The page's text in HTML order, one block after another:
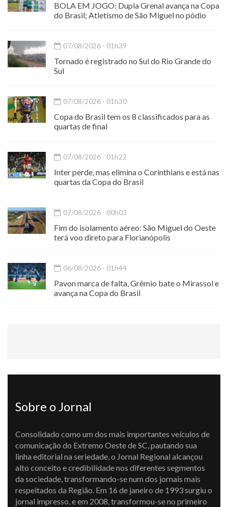
BOLA EM JOGO: Dupla Grenal avança na Copa
do Brasil; Atletismo de São Miguel no pódio
07/08/2026 - 01h39
Tornado é registrado no Sul do Rio Grande do
Sul
07/08/2026 - 01h30
Copa do Brasil tem os 8 classificados para as
quartas de final
07/08/2026 - 01h22
Inter perde, mas elimina o Corinthians e está nas
quartas da Copa do Brasil
07/08/2026 - 00h03
Fim do isolamento aéreo: São Miguel do Oeste
terá voo direto para Florianópolis
06/08/2026 - 01h44
Pavon marca de falta, Grêmio bate o Mirassol e
avança na Copa do Brasil
Sobre o Jornal
Consolidado como um dos mais importantes veículos de
comunicação do Extremo Oeste de SC, pautando sua
linha editorial na seriedade, o Jornal Regional alcançou
alto conceito e credibilidade nos diferentes segmentos
da sociedade, transformando-se num dos jornais mais
respeitados da Região. Em 16 de janeiro de 1993 surgiu o
jornal impresso, e em 2008, transformou-se no primeiro